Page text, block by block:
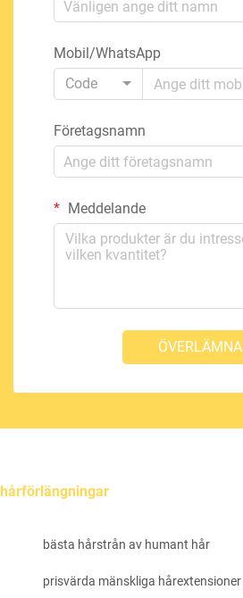
Mobil/WhatsApp
Code
Företagsnamn
Meddelande
ÖVERLÄMNA
hårförlängningar
bästa hårstrån av humant hår
prisvärda mänskliga hårextensioner